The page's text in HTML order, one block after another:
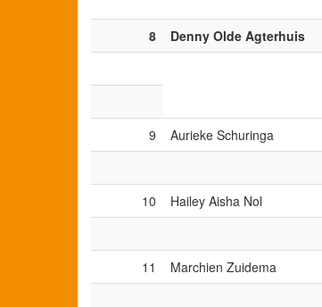
8
Denny Olde Agterhuis
9 Aurieke Schuringa
10
Hailey Aisha Nol
11
Marchien Zuidema